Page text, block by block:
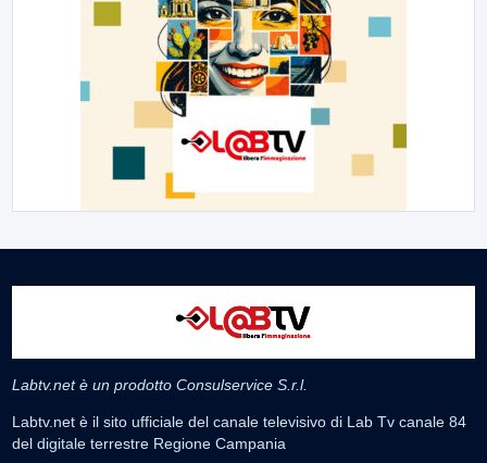
Labtv.net è un prodotto Consulservice S.r.l.
Labtv.net è il sito ufficiale del canale televisivo di Lab Tv canale 84
del digitale terrestre Regione Campania